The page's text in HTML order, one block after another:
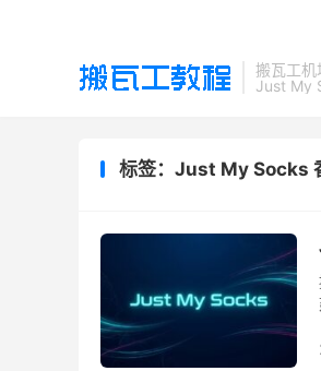
搬瓦工机
Just My
标签：Just My Socks